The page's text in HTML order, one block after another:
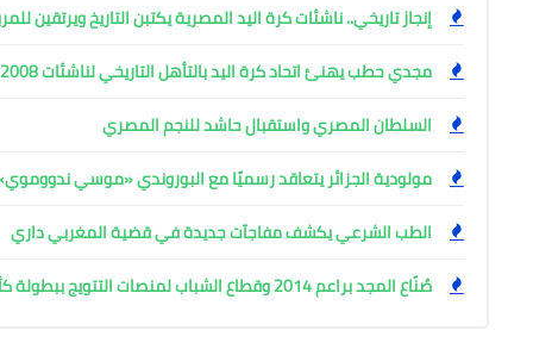
إنجاز تاريخي.. ناشئات كرة اليد المصرية يكتبن التاريخ ويرتقين
مجدي حطب يهنئ اتحاد كرة اليد بالتأهل التاريخي لناشئات 2008 للمربع الذهبي
السلطان المصري واستقبال حاشد للنجم المصري
مولودية الجزائر يتعاقد رسميًا مع البوروندي «موسي
الطب الشرعي يكشف مفاجآت جديدة في قضية المغربي داري
صُنّاع المجد براعم 2014 وقطاع الشباب لمنصات التتويج ببطولة كأس المستقبل العربي